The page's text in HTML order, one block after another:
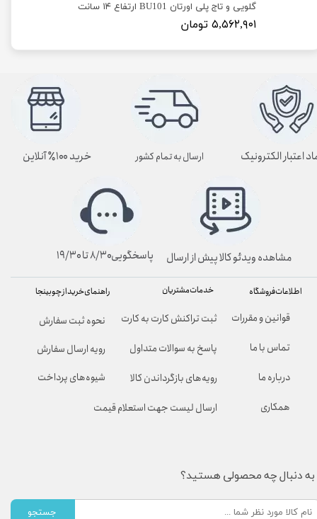
گلویی و تاج پلی اورتان BU101 ارتفاع ۱۴ سانت
۵,۵۶۲,۹۰۱ تومان
راهنمای خرید از چوبینجا
نحوه ثبت سفارش
رویه ارسال سفارش
شیوه‌های پرداخت
خدمات مشتریان
ثبت تراکنش کارت به کارت
پاسخ به سوالات متداول
رویه‌های بازگرداندن کالا
ارسال لیست جهت استعلام قیمت
اطلاعات فروشگاه
قوانین و مقررات
تماس با ما
درباره ما
همکاری
به دنبال چه محصولی هستید؟
جستجو
ارسال به تمام کشور
پاسخگویی۸/۳۰ تا ۱۹/۳۰
اعتبار الکترونیک خرید ۱۰۰٪ آنلاین
مشاهده ویدئو کالا پیش از ارسال